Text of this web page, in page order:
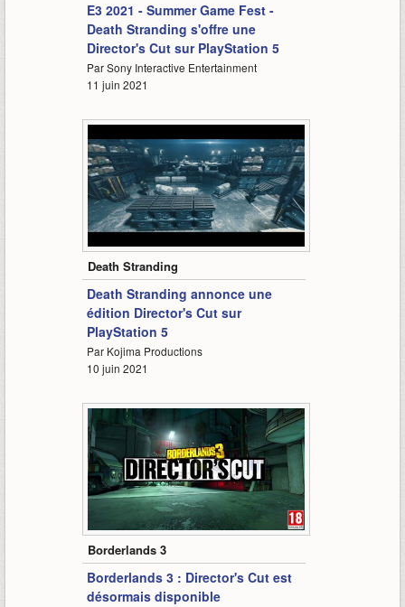
E3 2021 - Summer Game Fest -
Death Stranding s'offre une
Director's Cut sur PlayStation 5
Par Sony Interactive Entertainment
11 juin 2021
2:50
Death Stranding
Death Stranding annonce une
édition Director's Cut sur
PlayStation 5
Par Kojima Productions
10 juin 2021
1:40
Borderlands 3
Borderlands 3 : Director's Cut est
désormais disponible